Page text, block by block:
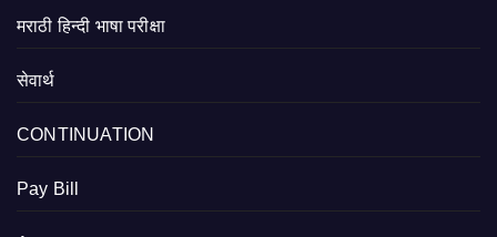
मराठी हिन्दी भाषा परीक्षा
सेवार्थ
CONTINUATION
Pay Bill